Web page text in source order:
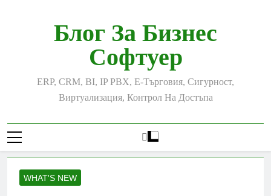
Блог За Бизнес
Софтуер
ERP, CRM, BI, IP PBX, Е-Търговия, Сигурност,
Виртуализация, Контрол На Достъпа
WHAT'S NEW